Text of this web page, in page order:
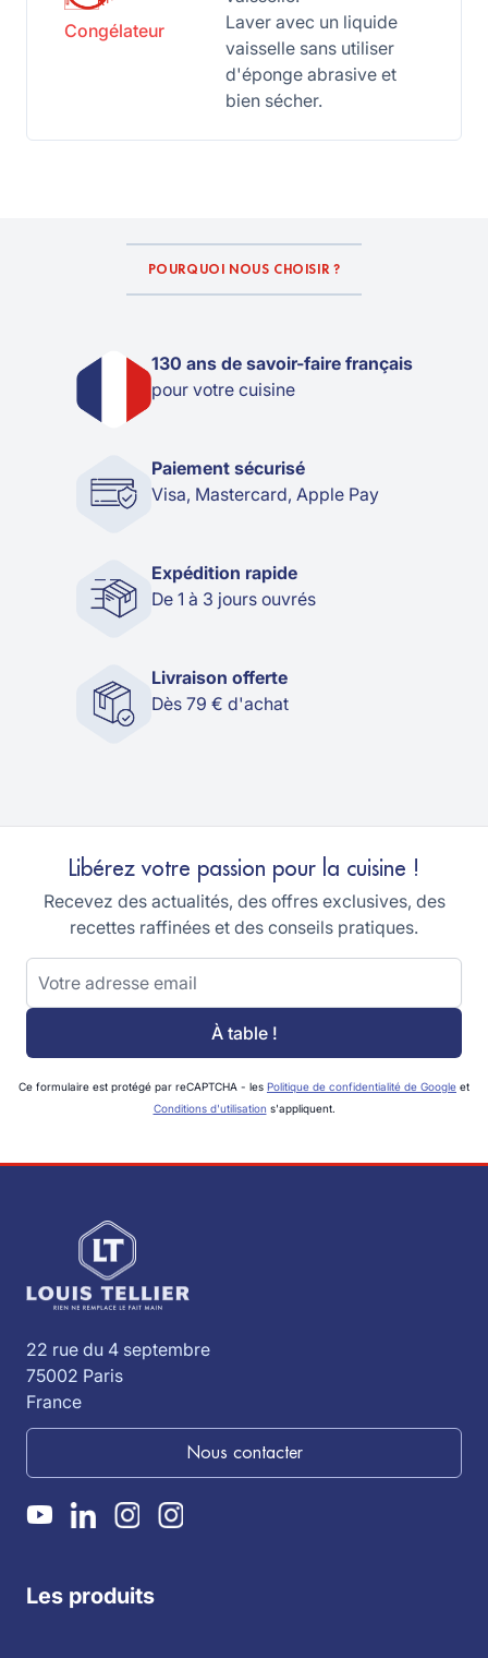
Congélateur
Laver avec un liquide
vaisselle sans utiliser
d'éponge abrasive et
bien sécher.
POURQUOI NOUS CHOISIR ?
130 ans de savoir-faire français
pour votre cuisine
Paiement sécurisé
Visa, Mastercard, Apple Pay
Expédition rapide
De 1 à 3 jours ouvrés
Livraison offerte
Dès 79 € d'achat
Libérez votre passion pour la cuisine !
Recevez des actualités, des offres exclusives, des
recettes raffinées et des conseils pratiques.
Adresse email
À table !
Ce formulaire est protégé par reCAPTCHA - les Politique de confidentialité de Google et
Conditions d'utilisation s'appliquent.
22 rue du 4 septembre
75002 Paris
France
Nous contacter
Les produits